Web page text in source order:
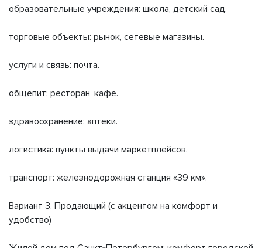
образовательные учреждения: школа, детский сад.
торговые объекты: рынок, сетевые магазины.
услуги и связь: почта.
общепит: ресторан, кафе.
здравоохранение: аптеки.
логистика: пункты выдачи маркетплейсов.
транспорт: железнодорожная станция «39 км».
Вариант 3. Продающий (с акцентом на комфорт и
удобство)